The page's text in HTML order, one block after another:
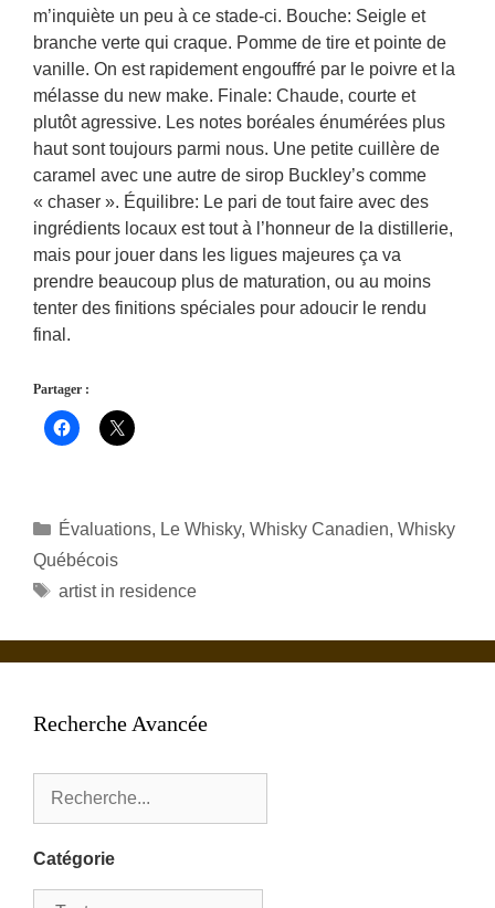
m’inquiète un peu à ce stade-ci. Bouche: Seigle et
branche verte qui craque. Pomme de tire et pointe de
vanille. On est rapidement engouffré par le poivre et la
mélasse du new make. Finale: Chaude, courte et
plutôt agressive. Les notes boréales énumérées plus
haut sont toujours parmi nous. Une petite cuillère de
caramel avec une autre de sirop Buckley’s comme
« chaser ». Équilibre: Le pari de tout faire avec des
ingrédients locaux est tout à l’honneur de la distillerie,
mais pour jouer dans les ligues majeures ça va
prendre beaucoup plus de maturation, ou au moins
tenter des finitions spéciales pour adoucir le rendu
final.
Partager :
Catégories
Évaluations, Le Whisky, Whisky Canadien, Whisky
Québécois
Étiquettes
artist in residence
Recherche Avancée
Catégorie